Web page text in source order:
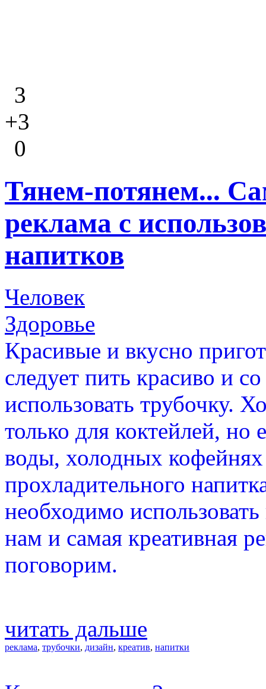
3
+3
0
Тянем-потянем...
реклама с
напитков
Человек
Здоровье
Красивые и вкусно
следует пить красиво и
использовать трубочку.
только для коктейлей,
воды, холодных
прохладительного
необходимо
нам и самая креативная
поговорим.
читать дальше
реклама, трубочки, дизайн, креатив, напитки